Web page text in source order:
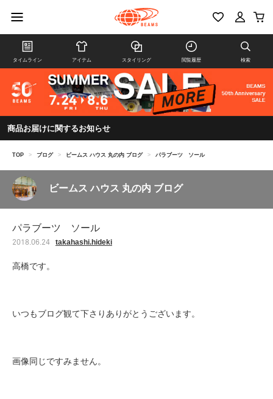
タイムライン アイテム スタイリング 閲覧履歴 検索
商品お届けに関するお知らせ
TOP > ブログ > ビームス ハウス 丸の内 ブログ > パラブーツ ソール
ビームス ハウス 丸の内 ブログ
パラブーツ ソール
2018.06.24 takahashi.hideki
高橋です。
いつもブログ観て下さりありがとうございます。
画像同じですみません。